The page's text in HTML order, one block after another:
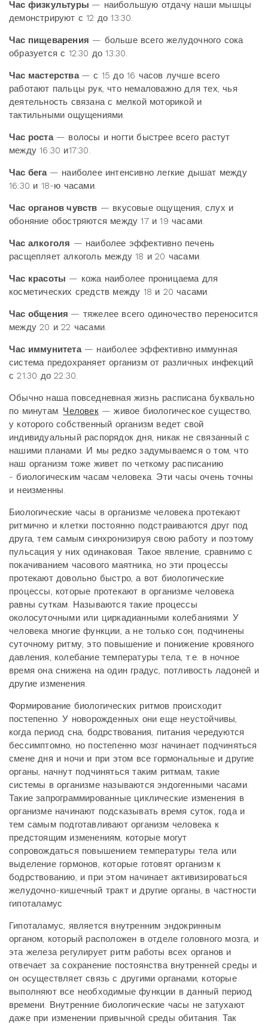
Час физкультуры — наибольшую отдачу наши мышцы
демонстрируют с 12 до 13:30.
Час пищеварения — больше всего желудочного сока
образуется с 12:30 до 13:30.
Час мастерства — с 15 до 16 часов лучше всего
работают пальцы рук, что немаловажно для тех, чья
деятельность связана с мелкой моторикой и
тактильными ощущениями.
Час роста— волосы и ногти быстрее всего растут
между 16:30 и17:30.
Час бега — наиболее интенсивно легкие дышат между
16:30 и 18-ю часами.
Час органов чувств — вкусовые ощущения, слух и
обоняние обостряются между 17 и 19 часами.
Час алкоголя — наиболее эффективно печень
расщепляет алкоголь между 18 и 20 часами.
Час красоты — кожа наиболее проницаема для
косметических средств между 18 и 20 часами.
Час общения — тяжелее всего одиночество переносится
между 20 и 22 часами.
Час иммунитета— наиболее эффективно иммунная
система предохраняет организм от различных инфекций
с 21:30 до 22:30.
Обычно наша повседневная жизнь расписана буквально
по минутам. Человек— живое биологическое существо,
у которого собственный организм ведет свой
индивидуальный распорядок дня, никак не связанный с
нашими планами. И мы редко задумываемся о том, что
наш организм тоже живет по четкому расписанию
- биологическим часам человека. Эти часы очень точны
и неизменны.
Биологические часы в организме человека протекают
ритмично и клетки постоянно подстраиваются друг под
друга, тем самым синхронизируя свою работу и поэтому
пульсация у них одинаковая. Такое явление, сравнимо с
покачиванием часового маятника, но эти процессы
протекают довольно быстро, а вот биологические
процессы, которые протекают в организме человека
равны суткам. Называются такие процессы
околосуточными или циркадианными колебаниями. У
человека многие функции, а не только сон, подчинены
суточному ритму, это повышение и понижение кровяного
давления, колебание температуры тела, т.е. в ночное
время она снижена на один градус, потливость ладоней и
другие изменения.
Формирование биологических ритмов происходит
постепенно. У новорожденных они еще неустойчивы,
когда период сна, бодрствования, питания чередуются
бессимптомно, но постепенно мозг начинает подчиняться
смене дня и ночи и при этом все гормональные и другие
органы, начнут подчиняться таким ритмам, такие
системы в организме называются эндогенными часами.
Такие запрограммированные циклические изменения в
организме начинают подсказывать время суток, года и
тем самым подготавливают организм человека к
предстоящим изменениям, которые могут
сопровождаться повышением температуры тела или
выделение гормонов, которые готовят организм к
бодрствованию, и при этом начинает активизироваться
желудочно-кишечный тракт и другие органы, в частности
гипоталамус.
Гипоталамус, является внутренним эндокринным
органом, который расположен в отделе головного мозга, и
эта железа регулирует ритм работы всех органов и
отвечает за сохранение постоянства внутренней среды и
он осуществляет связь с другими органами, которые
выполняют все необходимые функции в данный период
времени. Внутренние биологические часы не затухают
даже при изменении привычной среды обитания. Так